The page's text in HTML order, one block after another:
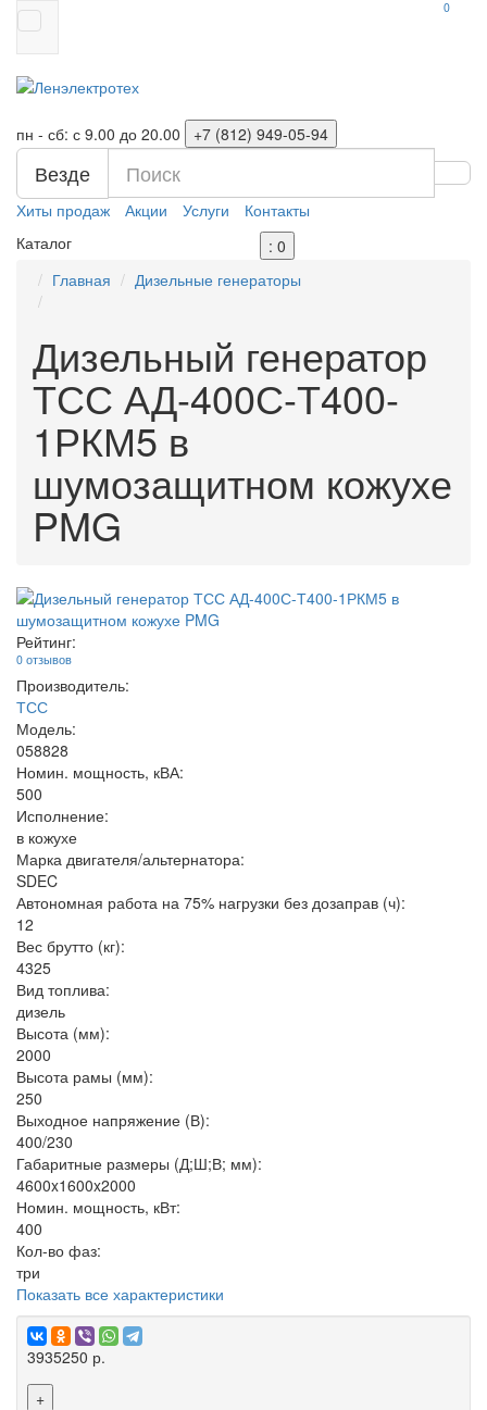
0
пн - сб: с 9.00 до 20.00 +7 (812) 949-05-94
Везде
Хиты продаж Акции Услуги
Контакты
Каталог
: 0
Главная
Дизельные генераторы
Дизельный генератор
ТСС АД-400С-Т400-
1РКМ5 в
шумозащитном кожухе
PMG
Рейтинг:
0 отзывов
Производитель:
ТСС
Модель:
058828
Номин. мощность, кВА:
500
Исполнение:
в кожухе
Марка двигателя/альтернатора:
SDEC
Автономная работа на 75% нагрузки без дозаправ (ч):
12
Вес брутто (кг):
4325
Вид топлива:
дизель
Высота (мм):
2000
Высота рамы (мм):
250
Выходное напряжение (В):
400/230
Габаритные размеры (Д;Ш;В; мм):
4600x1600x2000
Номин. мощность, кВт:
400
Кол-во фаз:
три
Показать все характеристики
3935250 р.
+